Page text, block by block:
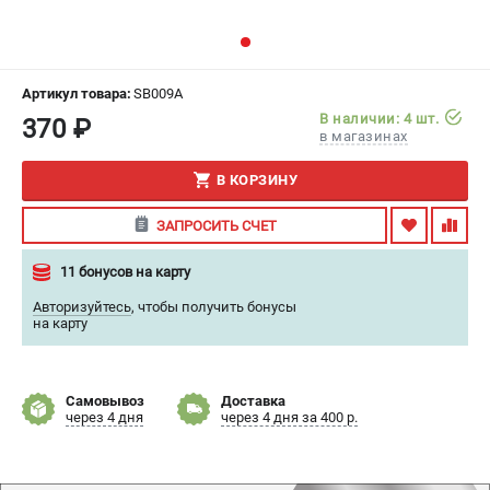
СЕРВИС
Сервисный центр
Гарантия
Правила обмена и возврата
ИНФОРМАЦИЯ
Контакты
Способы оплаты
О бренде
Артикул товара: SB009A
370 ₽
В наличии: 4 шт.
в магазинах
В КОРЗИНУ
ЗАПРОСИТЬ СЧЕТ
11 бонусов на карту
Авторизуйтесь, чтобы получить бонусы
на карту
Самовывоз
через 4 дня
Доставка
через 4 дня за 400 р.